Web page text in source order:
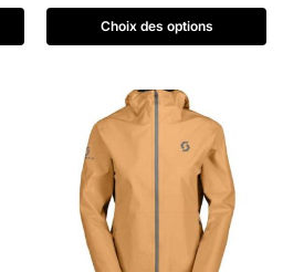
Choix des options